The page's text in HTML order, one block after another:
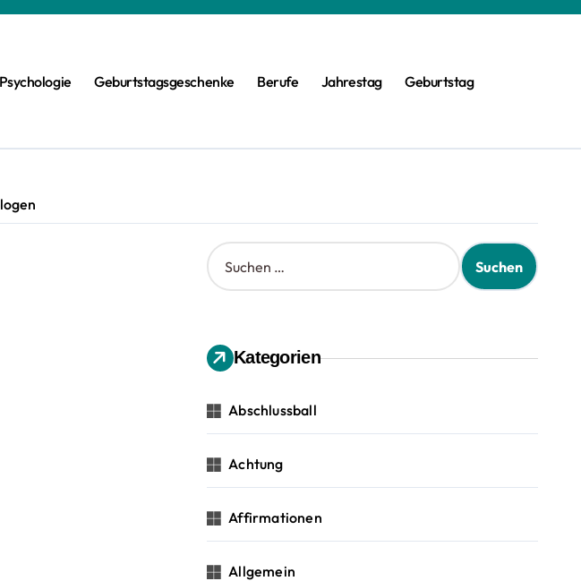
Psychologie Geburtstagsgeschenke Berufe Jahrestag Geburtstag
S
u
n
n
c
Kategorien
Abschlussball
Achtung
Affirmationen
Allgemein